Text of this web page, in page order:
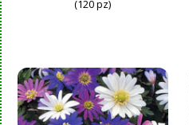
(120 pz)